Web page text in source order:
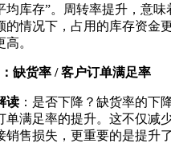
均库存”。周转率提升，意味
的情况下，占用的库存资金
高。
缺货率 / 客户订单满足率
读 ：是否下降？缺货率的下
单满足率的提升。这不仅减
销售损失，更重要的是提升